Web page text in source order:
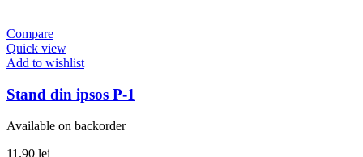
Compare
Quick view
Add to wishlist
Stand din ipsos P-1
Available on backorder
11.90 lei